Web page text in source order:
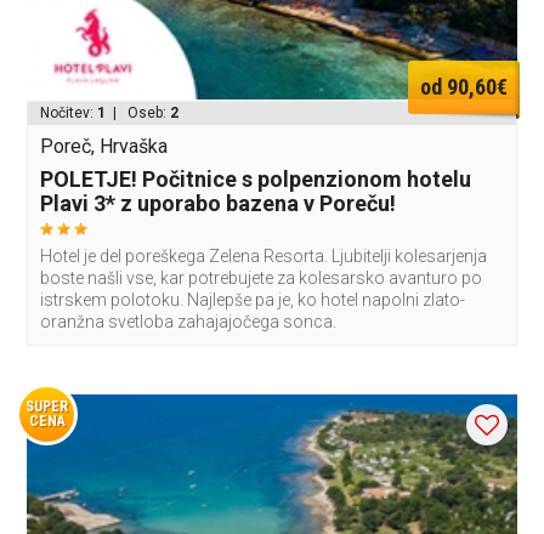
od 90,60€
Nočitev: 1 | Oseb: 2
Poreč, Hrvaška
POLETJE! Počitnice s polpenzionom hotelu
Plavi 3* z uporabo bazena v Poreču!
Hotel je del poreškega Zelena Resorta. Ljubitelji kolesarjenja
boste našli vse, kar potrebujete za kolesarsko avanturo po
istrskem polotoku. Najlepše pa je, ko hotel napolni zlato-
oranžna svetloba zahajajočega sonca.
SUPER
CENA